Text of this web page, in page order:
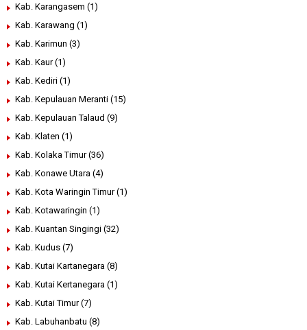
Kab. Karangasem (1)
Kab. Karawang (1)
Kab. Karimun (3)
Kab. Kaur (1)
Kab. Kediri (1)
Kab. Kepulauan Meranti (15)
Kab. Kepulauan Talaud (9)
Kab. Klaten (1)
Kab. Kolaka Timur (36)
Kab. Konawe Utara (4)
Kab. Kota Waringin Timur (1)
Kab. Kotawaringin (1)
Kab. Kuantan Singingi (32)
Kab. Kudus (7)
Kab. Kutai Kartanegara (8)
Kab. Kutai Kertanegara (1)
Kab. Kutai Timur (7)
Kab. Labuhanbatu (8)